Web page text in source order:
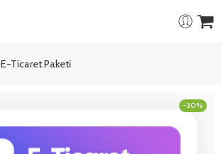
E-Ticaret Paketi
-30%